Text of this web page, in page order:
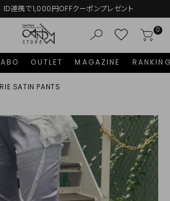
連携で1,000円OFFクーポンプレゼント
0
OUTLET MAGAZINE
SATIN PANTS